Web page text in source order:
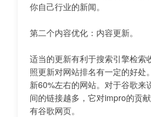
你自己行业的新闻。
第二个内容优化：内容更新。
适当的更新有利于搜索引擎检索
照更新对网站排名有一定的好处
新60%左右的网站。对于谷歌来
间的链接越多，它对impro的贡
有谷歌网页。